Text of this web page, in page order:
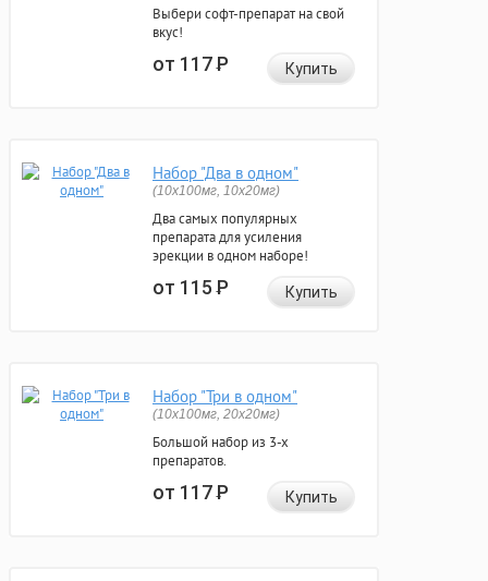
Выбери софт-препарат на свой
вкус!
от 117Р Купить
Набор "Два в одном"
(10x100мг, 10x20мг)
Два самых популярных
препарата для усиления
эрекции в одном наборе!
от 115Р Купить
Набор "Три в одном"
(10x100мг, 20x20мг)
Большой набор из 3-х
препаратов.
от 117Р Купить